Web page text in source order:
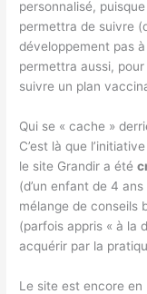
personnalisé,
permettra de suivre
développement pas
permettra aussi,
suivre un plan
Qui se « cache »
C’est là que
le site Grandir a été
(d’un enfant de 4
mélange de conseils
(parfois appris « à la
acquérir par la
Le site est encore